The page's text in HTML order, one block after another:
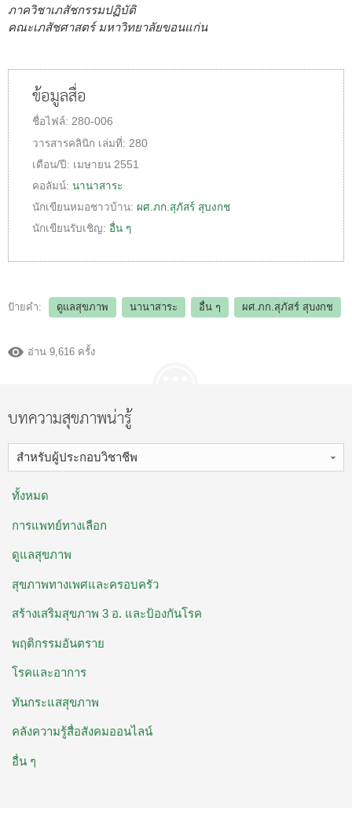
ภาควิชาเภสัชกรรมปฏิบัติ
คณะเภสัชศาสตร์ มหาวิทยาลัยขอนแก่น
ข้อมูลสื่อ
ชื่อไฟล์: 280-006
วารสารคลินิก เล่มที่: 280
เดือน/ปี: เมษายน 2551
คอลัมน์: นานาสาระ
นักเขียนหมอชาวบ้าน: ผศ.ภก.สุภัสร์ สุบงกช
นักเขียนรับเชิญ: อื่น ๆ
ป้ายคำ: ดูแลสุขภาพ นานาสาระ อื่น ๆ ผศ.ภก.สุภัสร์ สุบงกช
อ่าน 9,616 ครั้ง
บทความสุขภาพน่ารู้
สำหรับผู้ประกอบวิชาชีพ
ทั้งหมด
การแพทย์ทางเลือก
ดูแลสุขภาพ
สุขภาพทางเพศและครอบครัว
สร้างเสริมสุขภาพ 3 อ. ​และป้องกันโรค
พฤติกรรมอันตราย
โรคและอาการ
ทันกระแสสุขภาพ
คลังความรู้สื่อสังคมออนไลน์
อื่น ๆ